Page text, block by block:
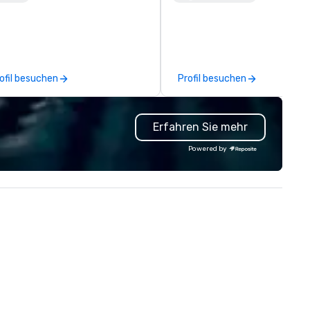
and fun. We offer a true
tour, a ghost tour with bar
for adults, a French Quarter
a Garden District tour, and a
friendly ghost tour for all
at uniquenola.com.
besuchen
make lasting impressions on
audiences.
Profil besuchen
Erfahren Sie mehr
Powered by